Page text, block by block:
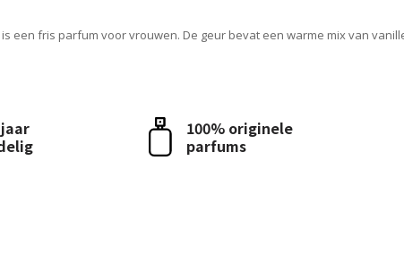
is een fris parfum voor vrouwen. De geur bevat een warme mix van
100% originele
parfums